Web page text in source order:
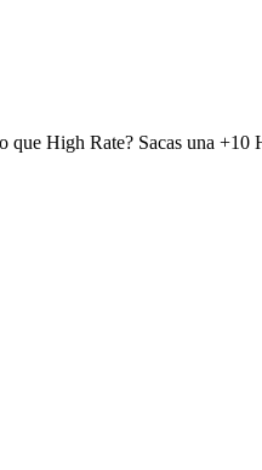
que High Rate? Sacas una +10